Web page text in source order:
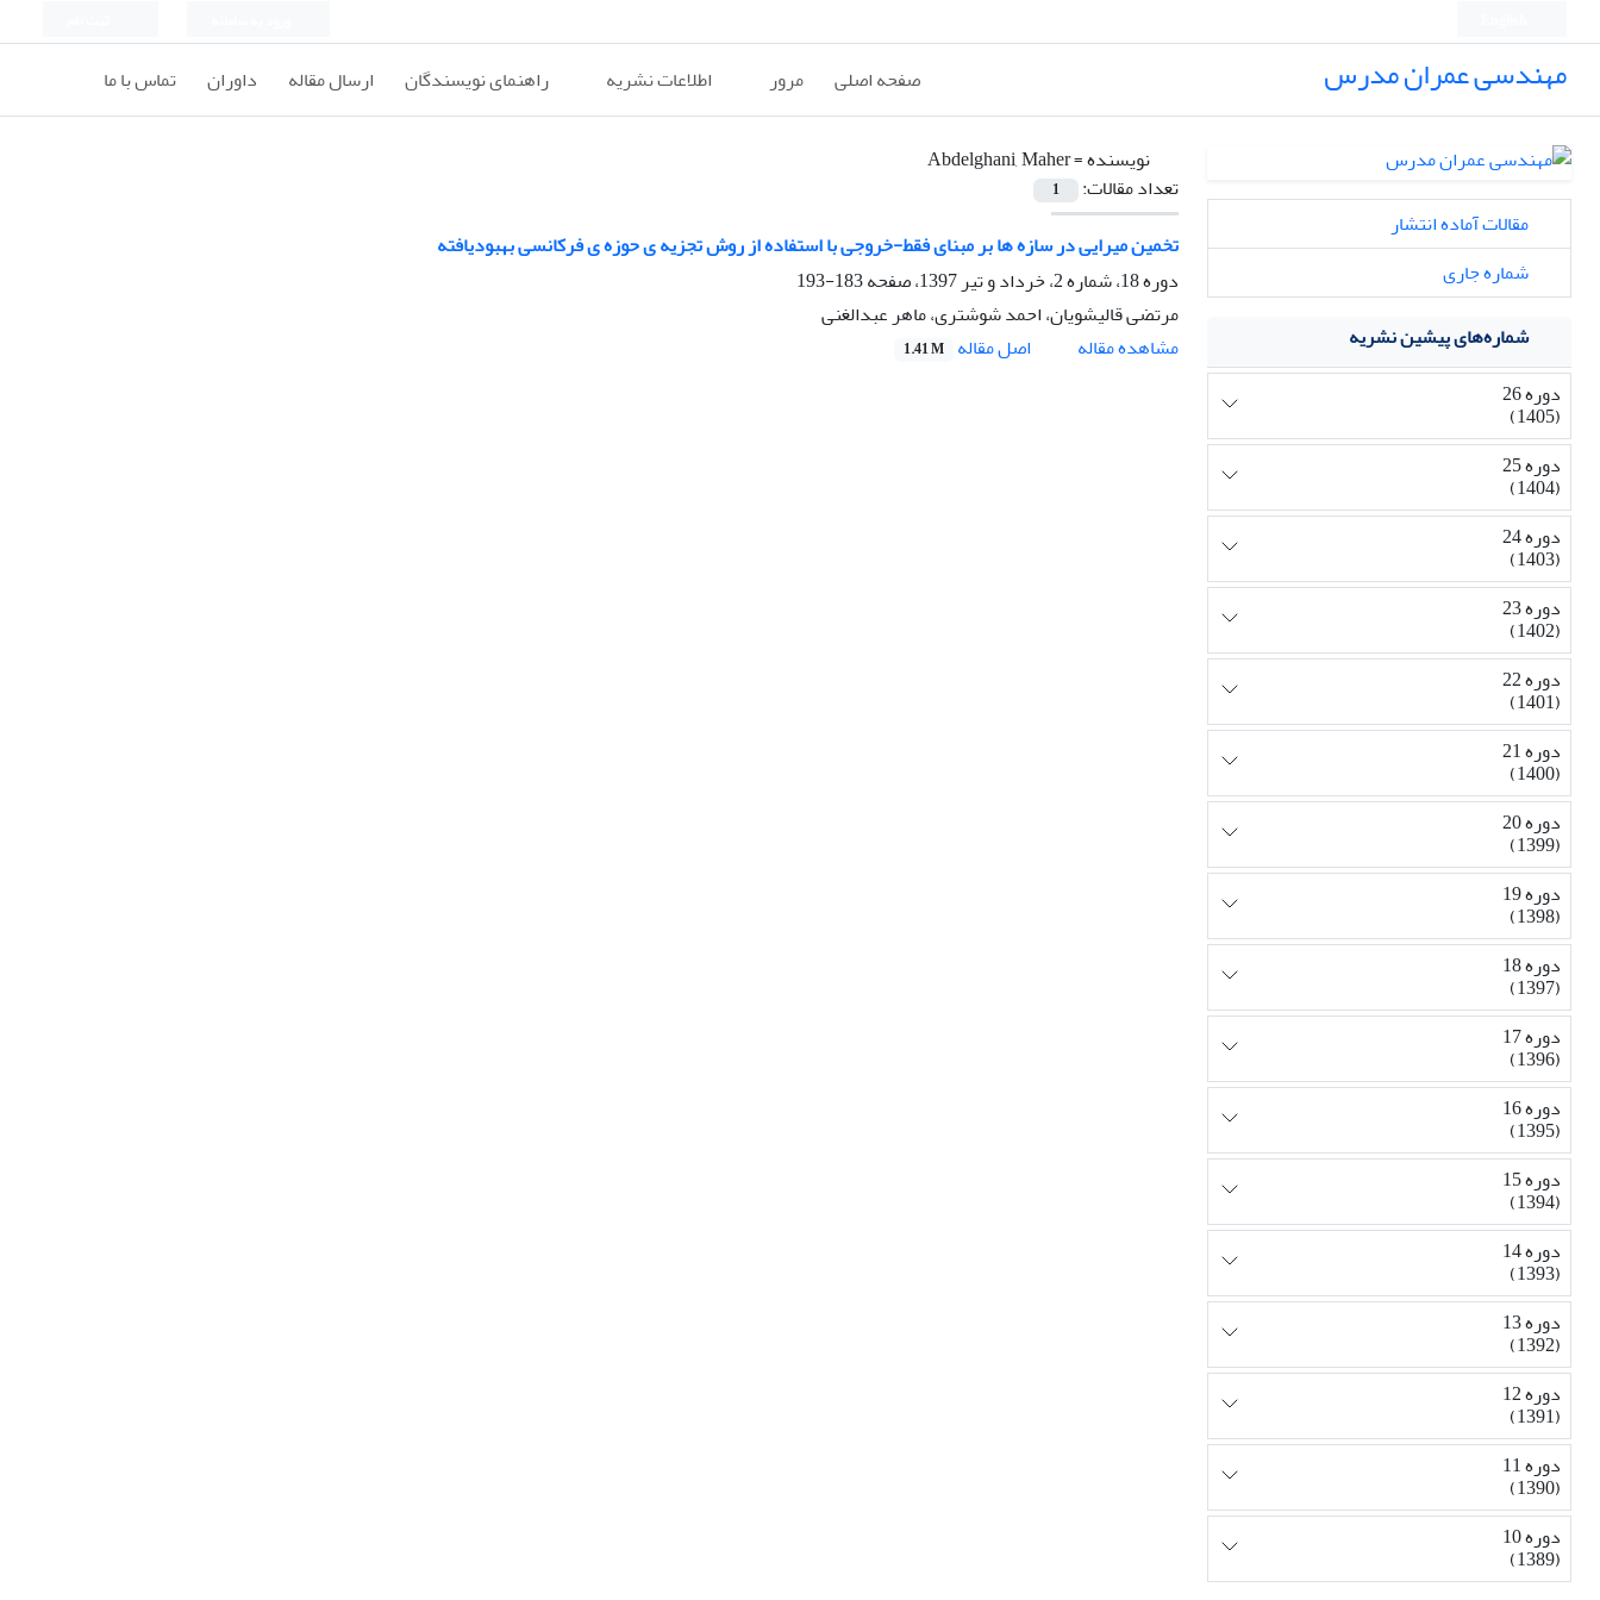
مهندسی عمران مدرس صفحه اصلی مرور اطلاعات نشریه راهنمای نویسندگان ارسال مقاله داوران تماس با ما
نویسنده =Abdelghani, Maher
تعداد مقالات:
1
تخمین میرایی در سازه ها بر مبنای فقط-خروجی با استفاده از روش تجزیه ی حوزه ی فرکانسی بهبودیافته
دوره 18، شماره 2، خرداد و تیر 1397، صفحه
183-193
مرتضی قالیشویان، احمد شوشتری، ماهر عبدالغنی
مشاهده مقاله
اصل مقاله 1.41 M
مقالات آماده انتشار
شماره جاری
شماره‌های پیشین نشریه
دوره 26
(1405)
دوره 25
(1404)
دوره 24
(1403)
دوره 23
(1402)
دوره 22
(1401)
دوره 21
(1400)
دوره 20
(1399)
دوره 19
(1398)
دوره 18
(1397)
دوره 17
(1396)
دوره 16
(1395)
دوره 15
(1394)
دوره 14
(1393)
دوره 13
(1392)
دوره 12
(1391)
دوره 11
(1390)
دوره 10
(1389)